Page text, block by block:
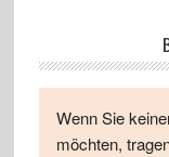
Wenn Sie
möchten,